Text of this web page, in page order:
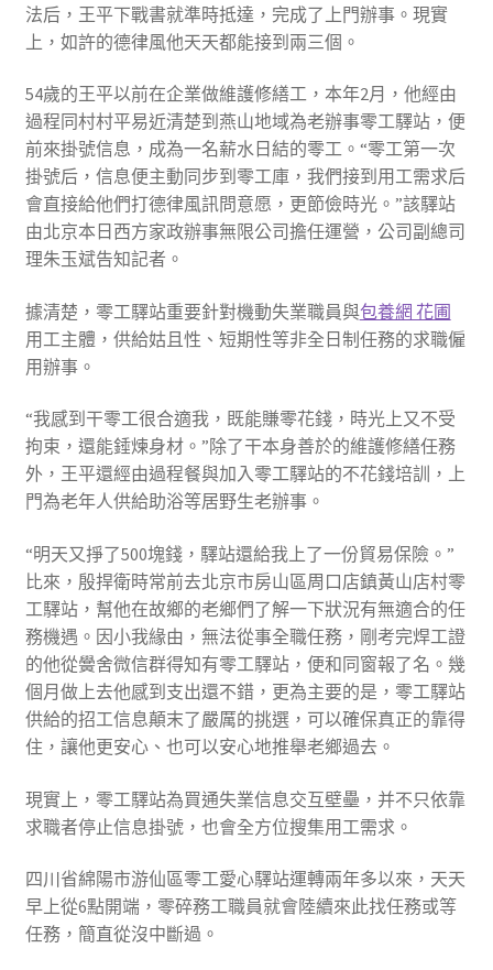
法后，王平下戰書就準時抵達，完成了上門辦事。現實
上，如許的德律風他天天都能接到兩三個。
54歲的王平以前在企業做維護修繕工，本年2月，他經由
過程同村村平易近清楚到燕山地域為老辦事零工驛站，便
前來掛號信息，成為一名薪水日結的零工。“零工第一次
掛號后，信息便主動同步到零工庫，我們接到用工需求后
會直接給他們打德律風訊問意愿，更節儉時光。”該驛站
由北京本日西方家政辦事無限公司擔任運營，公司副總司
理朱玉斌告知記者。
據清楚，零工驛站重要針對機動失業職員與包養網 花圃
用工主體，供給姑且性、短期性等非全日制任務的求職僱
用辦事。
“我感到干零工很合適我，既能賺零花錢，時光上又不受
拘束，還能錘煉身材。”除了干本身善於的維護修繕任務
外，王平還經由過程餐與加入零工驛站的不花錢培訓，上
門為老年人供給助浴等居野生老辦事。
“明天又掙了500塊錢，驛站還給我上了一份貿易保險。”
比來，殷捍衛時常前去北京市房山區周口店鎮黃山店村零
工驛站，幫他在故鄉的老鄉們了解一下狀況有無適合的任
務機遇。因小我緣由，無法從事全職任務，剛考完焊工證
的他從黌舍微信群得知有零工驛站，便和同窗報了名。幾
個月做上去他感到支出還不錯，更為主要的是，零工驛站
供給的招工信息顛末了嚴厲的挑選，可以確保真正的靠得
住，讓他更安心、也可以安心地推舉老鄉過去。
現實上，零工驛站為買通失業信息交互壁壘，并不只依靠
求職者停止信息掛號，也會全方位搜集用工需求。
四川省綿陽市游仙區零工愛心驛站運轉兩年多以來，天天
早上從6點開端，零碎務工職員就會陸續來此找任務或等
任務，簡直從沒中斷過。